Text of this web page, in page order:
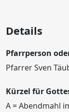
Details
Pfarrperson
Pfarrer Sven
Kürzel für
A = Abendmahl